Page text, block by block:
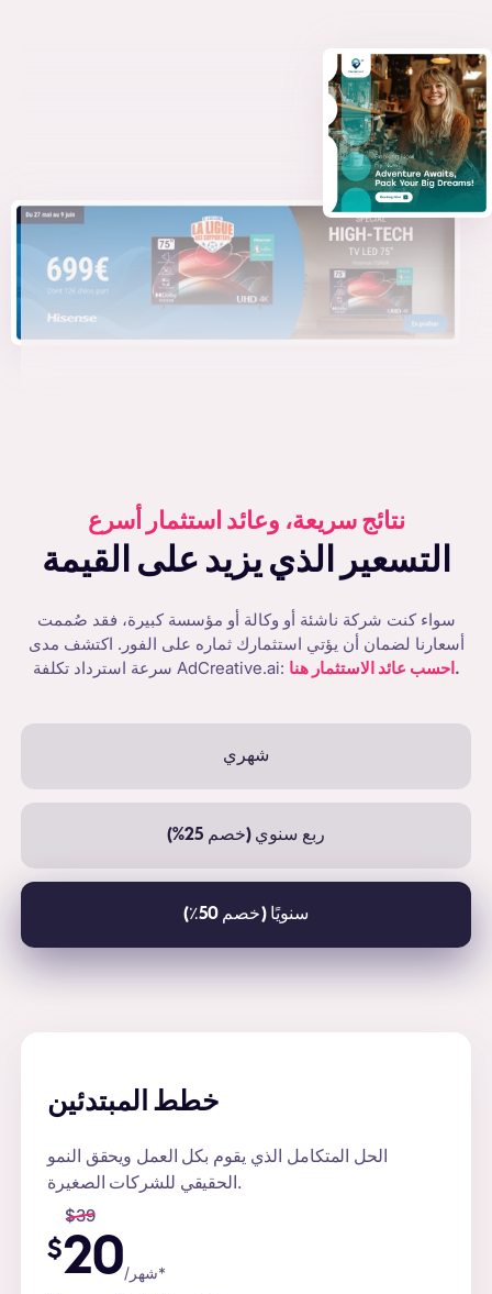
نتائج سريعة، وعائد استثمار أسرع
التسعير الذي يزيد على القيمة
سواء كنت شركة ناشئة أو وكالة أو مؤسسة كبيرة، فقد صُممت
أسعارنا لضمان أن يؤتي استثمارك ثماره على الفور. اكتشف مدى
سرعة استرداد تكلفة AdCreative.ai: احسب عائد الاستثمار هنا .
شهري
ربع سنوي (خصم 25%)
سنويًا (خصم 50٪)
خطط المبتدئين
الحل المتكامل الذي يقوم بكل العمل ويحقق النمو
الحقيقي للشركات الصغيرة.
$39
$20 /شهر*